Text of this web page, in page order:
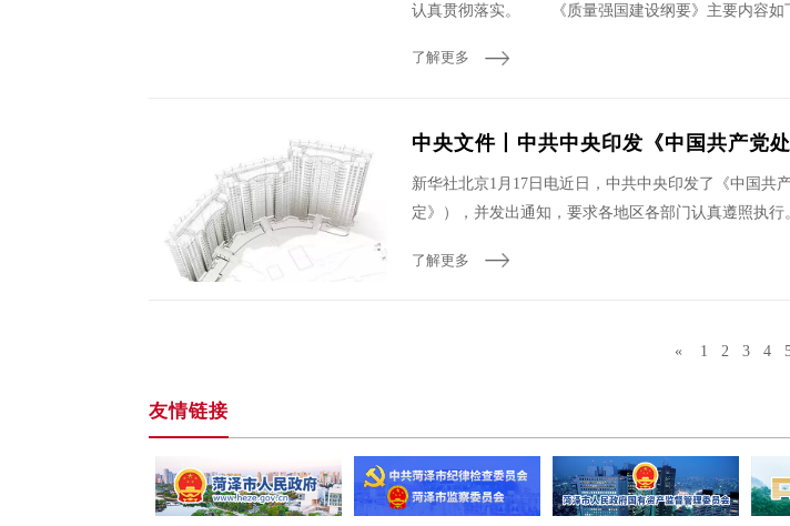
认真贯彻落实。 《质量强国建设纲要》主要内容
了解更多
中央文件丨中共中央印发《中国共产党
新华社北京1月17日电近日，中共中央印发了《中国共
定》），并发出通知，要求各地区各部门认真遵照
了解更多
« 1 2 3 4
友情链接